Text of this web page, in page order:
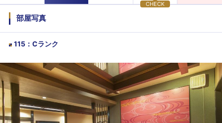
CHECK
部屋写真
115 ： Cランク